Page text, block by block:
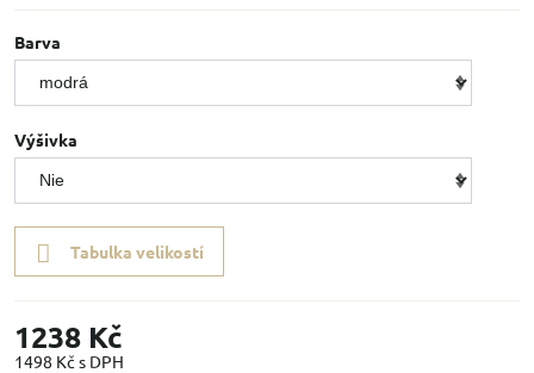
Barva
Výšivka
Tabulka velikostí
1238 Kč
1498 Kč s DPH